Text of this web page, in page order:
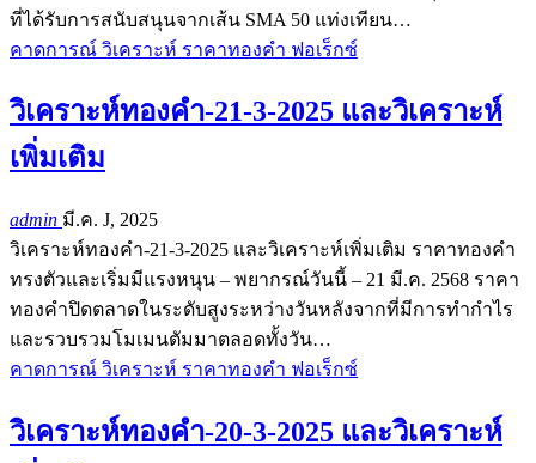
ที่ได้รับการสนับสนุนจากเส้น SMA 50 แท่งเทียน…
คาดการณ์ วิเคราะห์ ราคาทองคำ ฟอเร็กซ์
วิเคราะห์ทองคำ-21-3-2025 และวิเคราะห์
เพิ่มเติม
admin มี.ค. J, 2025
วิเคราะห์ทองคำ-21-3-2025 และวิเคราะห์เพิ่มเติม ราคาทองคำ
ทรงตัวและเริ่มมีแรงหนุน – พยากรณ์วันนี้ – 21 มี.ค. 2568 ราคา
ทองคำปิดตลาดในระดับสูงระหว่างวันหลังจากที่มีการทำกำไร
และรวบรวมโมเมนตัมมาตลอดทั้งวัน…
คาดการณ์ วิเคราะห์ ราคาทองคำ ฟอเร็กซ์
วิเคราะห์ทองคำ-20-3-2025 และวิเคราะห์